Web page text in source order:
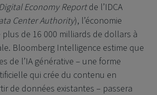
Economy Reportde l’IDCA
Center Authority), l’économie
de 16 000 milliards de dollars à
Bloomberg Intelligence estime que
de l’IA générative – une forme
qui crée du contenu en
de données existantes – passera